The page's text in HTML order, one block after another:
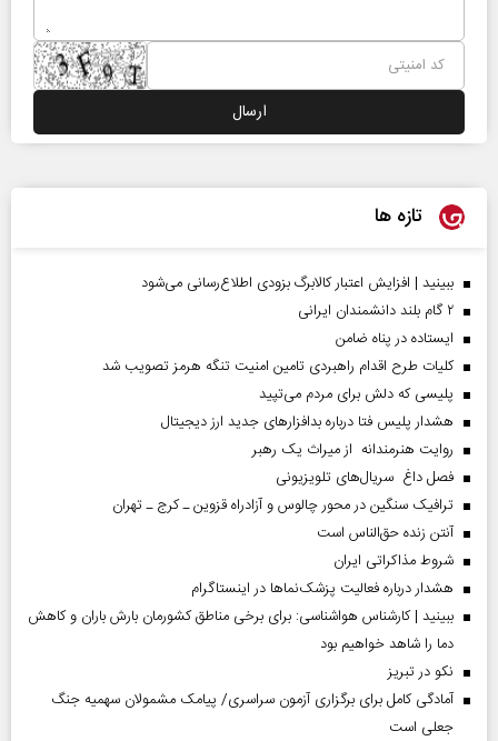
تازه ها
ببینید | افزایش اعتبار کالابرگ بزودی اطلاع‌رسانی می‌شود
۲ گام بلند دانشمندان ایرانی
ایستاده در پناه ضامن
کلیات طرح اقدام راهبردی تامین امنیت تنگه هرمز تصویب شد
پلیسی که دلش برای مردم می‌تپید
هشدار پلیس فتا درباره بدافزار‌های جدید ارز دیجیتال
روایت هنرمندانه از میراث یک رهبر
فصل داغ سریال‌های تلویزیونی
ترافیک سنگین در محور چالوس و آزادراه قزوین ـ کرج ـ تهران
آنتن زنده حق‌الناس است
شروط مذاکراتی ایران
هشدار درباره فعالیت پزشک‌نما‌ها در اینستاگرام
ببینید | کارشناس هواشناسی: برای برخی مناطق کشورمان بارش باران و کاهش
دما را شاهد خواهیم بود
نکو در تبریز
آمادگی کامل برای برگزاری آزمون سراسری/ پیامک مشمولان سهمیه جنگ
جعلی است